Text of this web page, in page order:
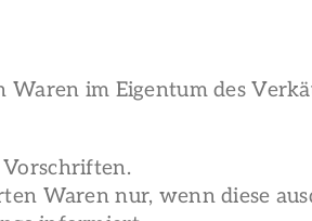
im Eigentum des
Waren nur, wenn diese